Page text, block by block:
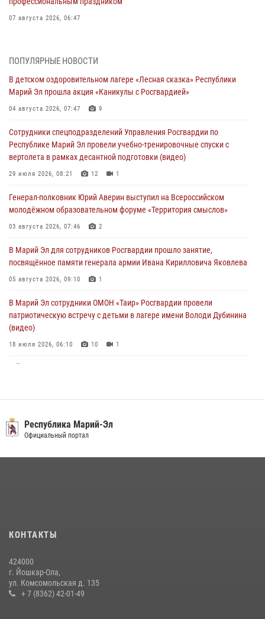
07 августа 2026, 06:47
Всероссийском семинаре в Нижнем Новгороде (видео)
07 августа 2026, 06:25 8 1
Команда «Росгвардия» принимает участие в военно-спортивном
07 августа 2026, 05:43 10
Представитель вневедомственной охраны Управления Росгвардии
по Республике Марий Эл принял участие в учебно-методическом
06 августа 2026, 09:37 10
В Марий Эл сотрудники ЛРР Росгвардии за прошедший месяц
06 августа 2026, 08:00
В Марий Эл сотрудники вневедомственной охраны Росгвардии за
05 августа 2026, 09:44
ПОПУЛЯРНЫЕ НОВОСТИ
В детском оздоровительном лагере «Лесная сказка» Республики
Марий Эл прошла акция «Каникулы с Росгвардией»
04 августа 2026, 07:47 9
Сотрудники спецподразделений Управления Росгвардии по
Республике Марий Эл провели учебно-тренировочные спуски с
вертолета в рамках десантной подготовки (видео)
29 июля 2026, 08:21 12 1
Генерал-полковник Юрий Аверин выступил на Всероссийском
молодёжном образовательном форуме «Территория смыслов»
03 августа 2026, 07:46 2
В Марий Эл для сотрудников Росгвардии прошло занятие,
посвящённое памяти генерала армии Ивана Кирилловича Яковлева
05 августа 2026, 09:10 1
В Марий Эл сотрудники ОМОН «Таир» Росгвардии провели
патриотическую встречу с детьми в лагере имени Володи Дубинина
(видео)
18 июля 2026, 06:10 10 1
В Марий Эл сотрудники Росгвардии присоединились к масштабной
донорской акции (видео)
Управление Росгвардии по Республике Марий Эл продолжает
(видео)
11 июля 2026, 06:20 9
Республика Марий-Эл
Официальный портал
КОНТАКТЫ
424000
г. Йошкар-Ола,
ул. Комсомольская д. 135
+ 7 (8362) 42-01-49